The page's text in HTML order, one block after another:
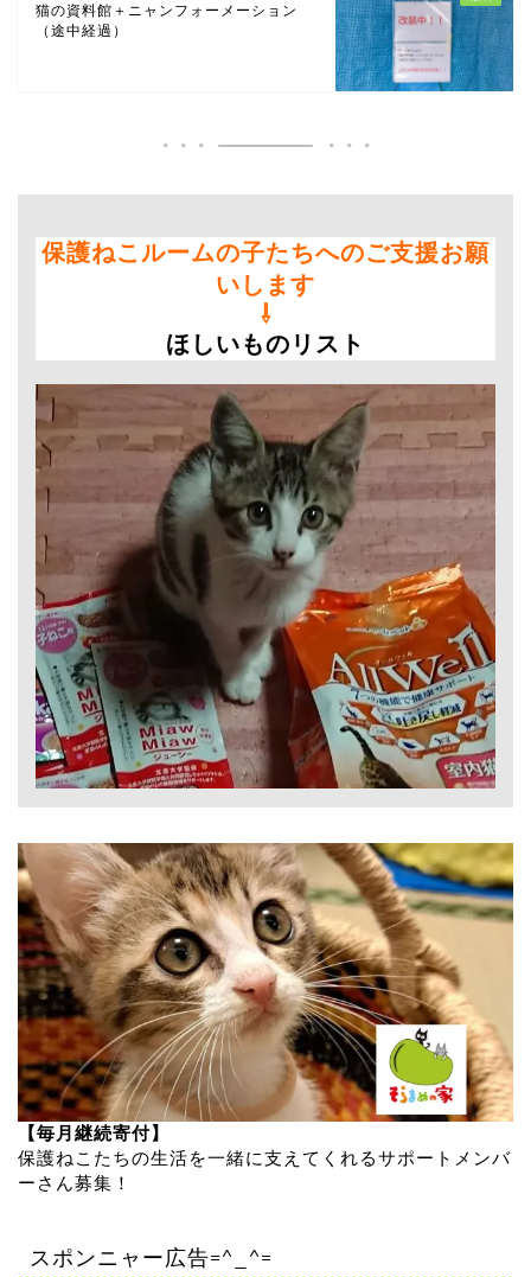
猫の資料館＋ニャンフォーメーション
（途中経過）
保護ねこルームの子たちへのご支援お願
いします
⇩
ほしいものリスト
【毎月継続寄付】
保護ねこたちの生活を一緒に支えてくれるサポートメンバ
ーさん募集！
スポンニャー広告=^_^=